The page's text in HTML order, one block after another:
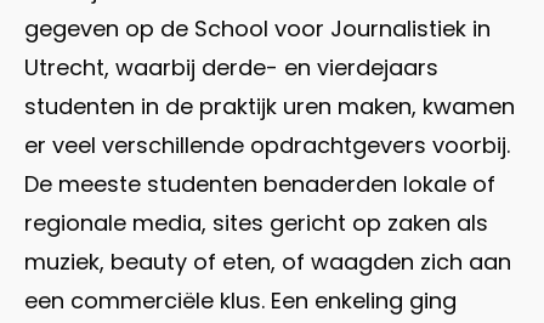
gegeven op de School voor Journalistiek in
Utrecht, waarbij derde- en vierdejaars
studenten in de praktijk uren maken, kwamen
er veel verschillende opdrachtgevers voorbij.
De meeste studenten benaderden lokale of
regionale media, sites gericht op zaken als
muziek, beauty of eten, of waagden zich aan
een commerciële klus. Een enkeling ging